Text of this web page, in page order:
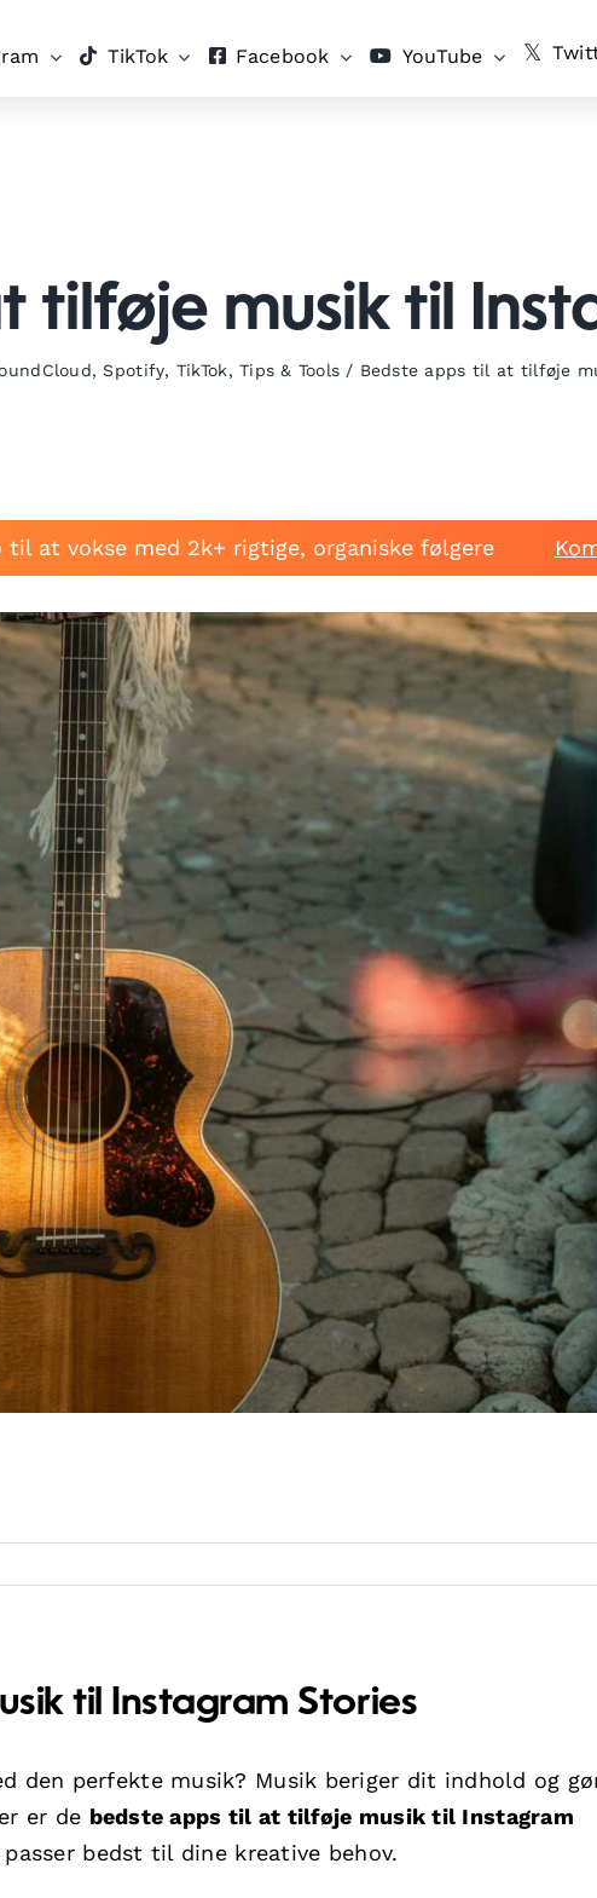
TikTok Facebook YouTube
tilføje musik til
,Spotify, TikTok,Tips & Tools / Bedste apps til at tilføje
at vokse med 2k+ rigtige, organiske følgere
til Instagram Stories
den perfekte musik? Musik beriger dit indhold og
er de bedste apps til at tilføje musik til Instagram
bedst til dine kreative behov.